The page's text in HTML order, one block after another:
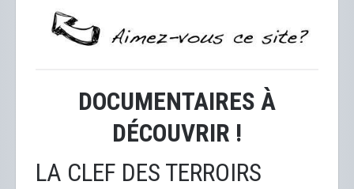
DOCUMENTAIRES À
DÉCOUVRIR !
LA CLEF DES TERROIRS